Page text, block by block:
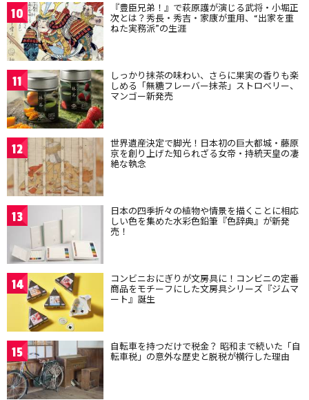
10 『豊臣兄弟！』で萩原護が演じる武将・小堀正
次とは？秀長・秀吉・家康が重用、“出家を重
ねた実務派”の生涯
11 しっかり抹茶の味わい、さらに果実の香りも楽
しめる「無糖フレーバー抹茶」ストロベリー、
マンゴー新発売
12 世界遺産決定で脚光！日本初の巨大都城・藤原
京を創り上げた知られざる女帝・持統天皇の凄
絶な執念
13 日本の四季折々の植物や情景を描くことに相応
しい色を集めた水彩色鉛筆『色辞典』が新発
売！
14 コンビニおにぎりが文房具に！コンビニの定番
商品をモチーフにした文房具シリーズ『ジムマ
ート』誕生
15 自転車を持つだけで税金？ 昭和まで続いた「自
転車税」の意外な歴史と脱税が横行した理由